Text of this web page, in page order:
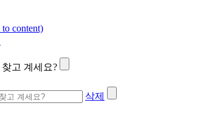
content)
고 계세요?
삭제